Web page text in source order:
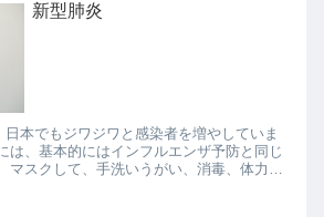
新型肺炎
本でもジワジワと感染者を増やしていま